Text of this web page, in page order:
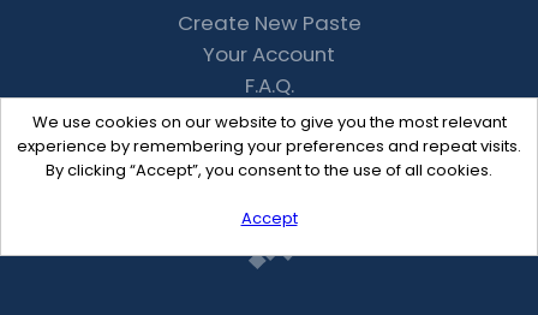
We use cookies on our website to give you the most relevant
experience by remembering your preferences and repeat visits.
By clicking “Accept”, you consent to the use of all cookies.
Accept
Create New Paste
Your Account
F.A.Q.
Recent
Contact